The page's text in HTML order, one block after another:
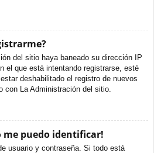
del sitio haya baneado su dirección IP
el que está intentando registrarse, esté
deshabilitado el registro de nuevos
con La Administración del sitio.
me puedo identificar!
usuario y contraseña. Si todo está